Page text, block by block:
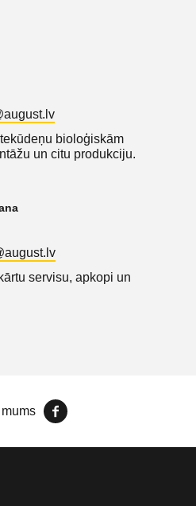
bioloģiskām
un citu produkciju.
servisu, apkopi un